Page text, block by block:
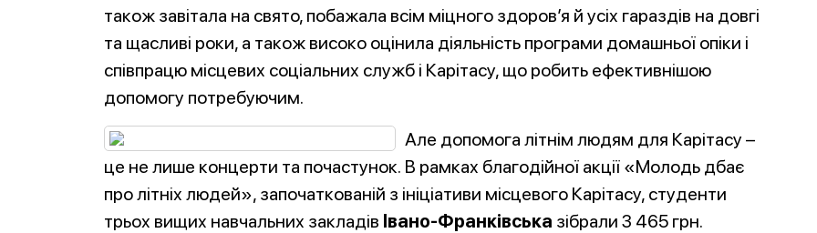
також завітала на свято, побажала всім міцного здоров’я й усіх гараздів на довгі
та щасливі роки, а також високо оцінила діяльність програми домашньої опіки і
співпрацю місцевих соціальних служб і Карітасу, що робить ефективнішою
допомогу потребуючим.
Але допомога літнім людям для Карітасу –
це не лише концерти та почастунок. В рамках благодійної акції «Молодь дбає
про літніх людей», започаткованій з ініціативи місцевого Карітасу, студенти
трьох вищих навчальних закладів Івано-Франківська зібрали 3 465 грн.